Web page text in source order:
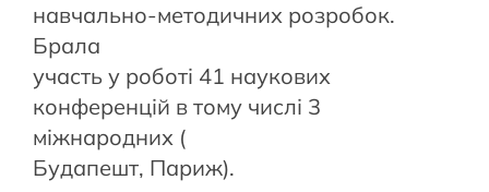
навчально-методичних розробок.
Брала
участь у роботі 41 наукових
конференцій в тому числі 3
міжнародних (
Будапешт, Париж).